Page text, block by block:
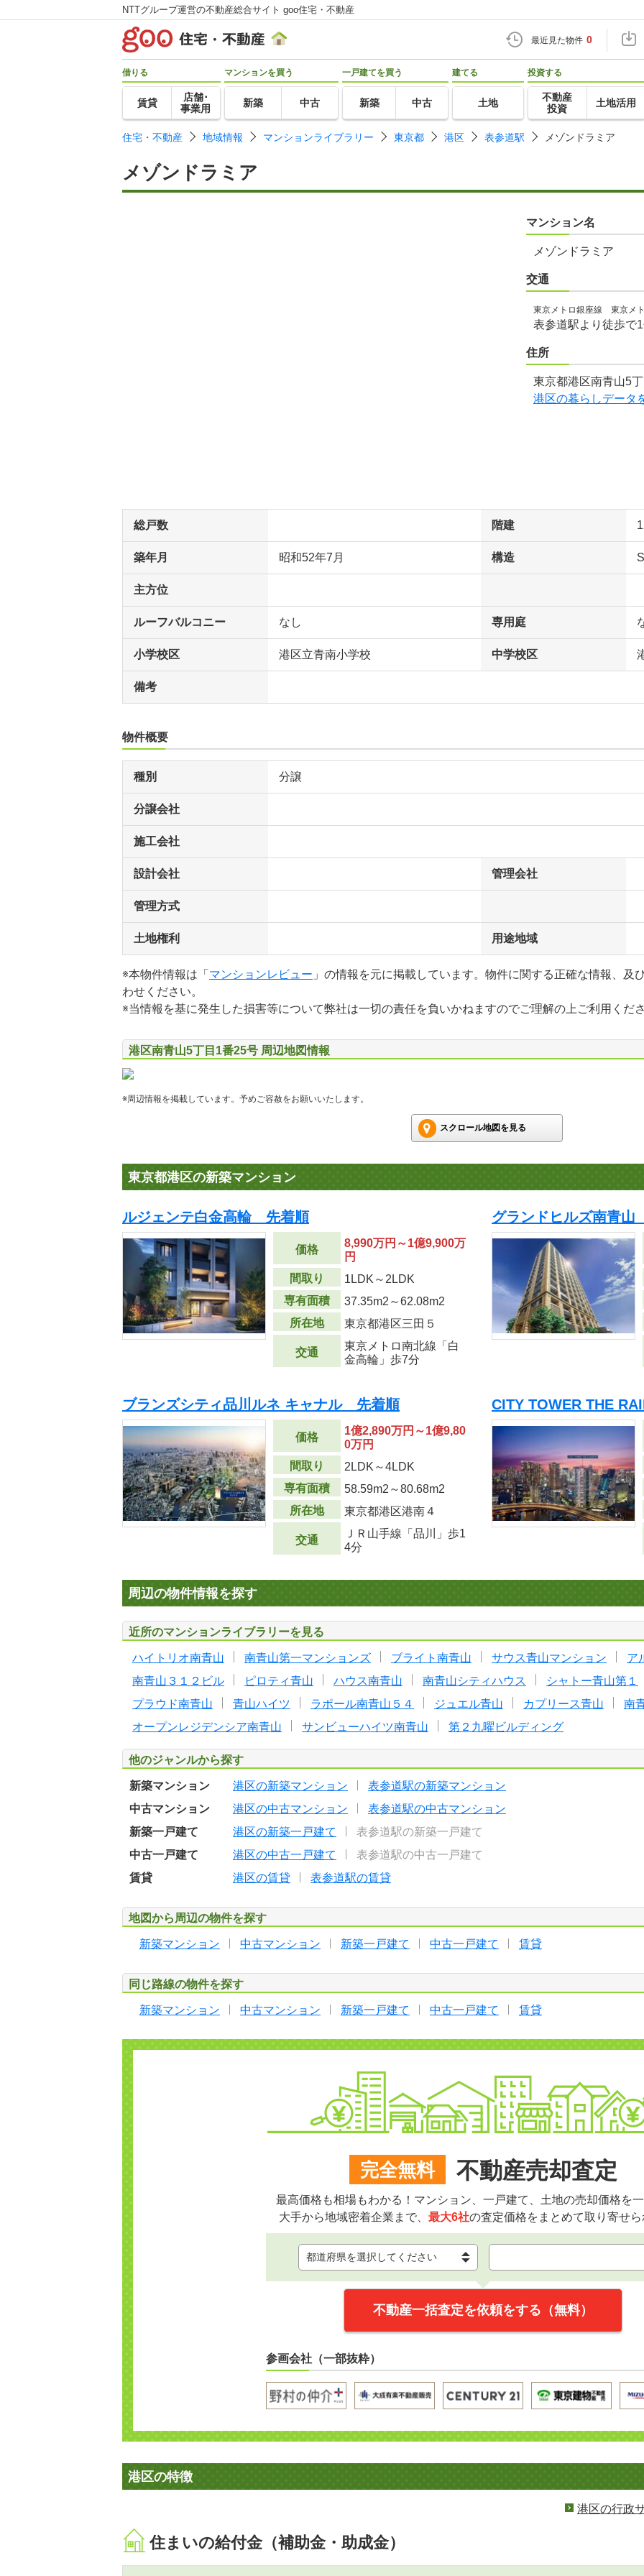
NTTグループ運営の不動産総合サイト goo住宅・不動産
最近見た物件 0
借りる
賃貸
店舗･
事業用
マンションを買う
新築 中古
一戸建てを買う
新築 中古
建てる
土地
投資する
不動産
投資
土地活用
住宅・不動産 地域情報 マンションライブラリー 東京都 港区 表参道駅 メゾンドラミア
メゾンドラミア
マンション名
メゾンドラミア
交通
東京メトロ銀座線 東京メ
表参道駅より徒歩で
住所
東京都港区南青山5
港区の暮らしデータ
総戸数 階建
築年月 昭和52年7月 構造
主方位
ルーフバルコニー なし 専用庭
小学校区 港区立青南小学校 中学校区
備考
物件概要
種別 分譲
分譲会社
施工会社
設計会社 管理会社
管理方式
土地権利 用途地域
※本物件情報は「 マンションレビュー 」の情報を元に掲載しています。物件に関する正確な情報、及
わせください。
※当情報を基に発生した損害等について弊社は一切の責任を負いかねますのでご理解の上ご利用くださ
港区南青山5丁目1番25号 周辺地図情報
※周辺情報を掲載しています。予めご容赦をお願いいたします。
スクロール地図を見る
東京都港区の新築マンション
ルジェンテ白金高輪 先着順
価格
8,990万円～1億9,900万
円
間取り
1LDK～2LDK
専有面積
37.35m2 ～62.08m2
所在地
東京都港区三田５
交通
東京メトロ南北線「白
金高輪」歩7分
グランドヒルズ南青
ブランズシティ品川ルネ キャナル 先着順
価格
1億2,890万円～1億9,80
0万円
間取り
2LDK～4LDK
専有面積
58.59m2 ～80.68m2
所在地
東京都港区港南４
交通
ＪＲ山手線「品川」歩1
4分
CITY TOWER THE
周辺の物件情報を探す
近所のマンションライブラリーを見る
ハイトリオ南青山 南青山第一マンションズ ブライト南青山 サウス青山マンション
ア
南青山３１２ビル
ピロティ青山 ハウス南青山 南青山シティハウス シャトー青山第１
プラウド南青山
青山ハイツ ラポール南青山５４ ジュエル青山 カプリース青山
南
オープンレジデンシア南青山
サンビューハイツ南青山 第２九曜ビルディング
他のジャンルから探す
新築マンション 港区の新築マンション
表参道駅の新築マンション
中古マンション
港区の中古マンション
表参道駅の中古マンション
新築一戸建て
港区の新築一戸建て
表参道駅の新築一戸建て
中古一戸建て
港区の中古一戸建て
表参道駅の中古一戸建て
賃貸
港区の賃貸 表参道駅の賃貸
地図から周辺の物件を探す
新築マンション 中古マンション 新築一戸建て 中古一戸建て 賃貸
同じ路線の物件を探す
新築マンション 中古マンション 新築一戸建て 中古一戸建て 賃貸
完全無料 不動産売却査定
最高価格も相場もわかる！マンション、一戸建て、土地の売却価格を一
大手から地域密着企業まで、 最大6社の査定価格をまとめて取り寄せら
不動産一括査定を依頼をする（無料）
参画会社（一部抜粋）
港区の特徴
港区の行政
住まいの給付金（補助金・助成金）